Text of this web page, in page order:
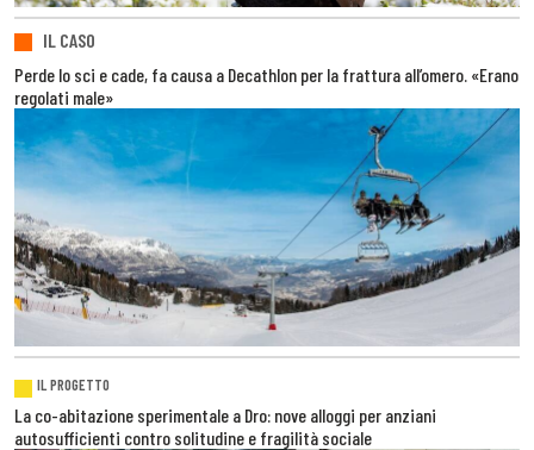
IL CASO
Perde lo sci e cade, fa causa a Decathlon per la frattura all’omero. «Erano
regolati male»
IL PROGETTO
La co-abitazione sperimentale a Dro: nove alloggi per anziani
autosufficienti contro solitudine e fragilità sociale